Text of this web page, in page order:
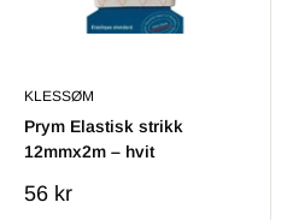
KLESSØM
Prym Elastisk strikk
12mmx2m – hvit
Salgs
56 kr